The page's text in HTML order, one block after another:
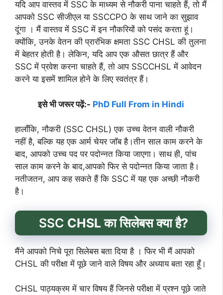
यदि आप वास्तव में SSC के माध्यम से नौकरी पाना चाहते हैं, तो मैं
आपको SSC सीजीएल या SSCCPO के साथ जाने का सुझाव
दूंगा । मैं वास्तव में SSC में इन नौकरियों को पसंद करता हूं।
क्योंकि, उनके वेतन की प्रारंभिक क्षमता SSC CHSL की तुलना
में बेहतर होती है। लेकिन, यदि आप एक औसत छात्र हैं और
SSC में प्रवेश करना चाहते हैं, तो आप SSCCHSL में आवेदन
करने या इसमें शामिल होने के लिए स्वतंत्र हैं।
इसे भी जरूर पढ़ें:- PhD Full From in Hindi
हालाँकि, नौकरी (SSC CHSL) एक उच्च वेतन वाली नौकरी
नहीं है, बल्कि यह एक आर्म चेयर जॉब है।तीन साल काम करने के
बाद, आपको उच्च पद पर पदोन्नत किया जाएगा। साथ ही, पांच
साल काम करने के बाद,आपको फिर से पदोन्नत किया जाता है।
नतीजतन, आप कह सकते हैं कि SSC में यह एक अच्छी नौकरी
है।
SSC CHSL का सिलेबस क्या है?
मैंने आपको निचे पूरा सिलेबस बता दिया है । फिर भी मैं आपको
CHSL की परीक्षा में पूछे जाने वाले विषय और अध्याय बता रहा हूँ।
CHSL पाठ्यक्रम में चार विषय हैं जिनसे परीक्षा में प्रश्न पूछे जाते